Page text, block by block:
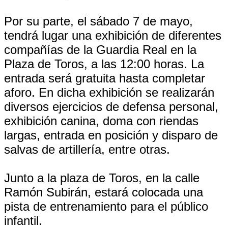
Por su parte, el sábado 7 de mayo,
tendrá lugar una exhibición de diferentes
compañías de la Guardia Real en la
Plaza de Toros, a las 12:00 horas. La
entrada será gratuita hasta completar
aforo. En dicha exhibición se realizarán
diversos ejercicios de defensa personal,
exhibición canina, doma con riendas
largas, entrada en posición y disparo de
salvas de artillería, entre otras.
Junto a la plaza de Toros, en la calle
Ramón Subirán, estará colocada una
pista de entrenamiento para el público
infantil.